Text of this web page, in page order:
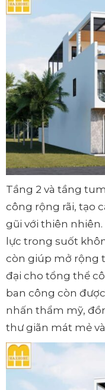
Tầng 2 và tầng
công rộng rãi, tạo
gũi với thiên
lực trong suốt
còn giúp mở rộng
đại cho tổng thể
ban công còn
nhấn thẩm mỹ,
thư giãn mát mẻ